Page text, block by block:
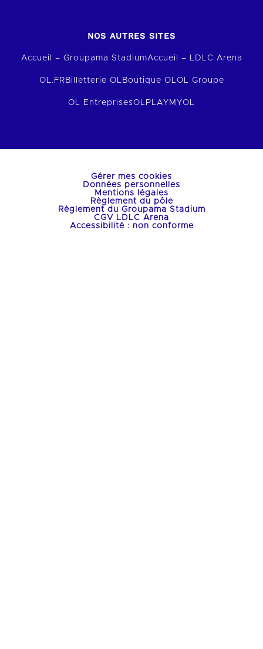
NOS AUTRES SITES
Accueil – Groupama StadiumAccueil – LDLC Arena
OL.FR Billetterie OL Boutique OLOL Groupe
OL EntreprisesOLPLAY MYOL
Gérer mes cookies
Données personnelles
Mentions légales
Règlement du pôle
Règlement du Groupama Stadium
CGV LDLC Arena
Accessibilité : non conforme